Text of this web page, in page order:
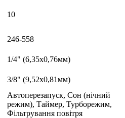
10
246-558
1/4" (6,35х0,76мм)
3/8" (9,52х0,81мм)
Автоперезапуск, Сон (нічний
режим), Таймер, Турборежим,
Фільтрування повітря